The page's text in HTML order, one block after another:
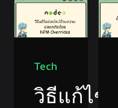
Tech
วิธีแก้ไข